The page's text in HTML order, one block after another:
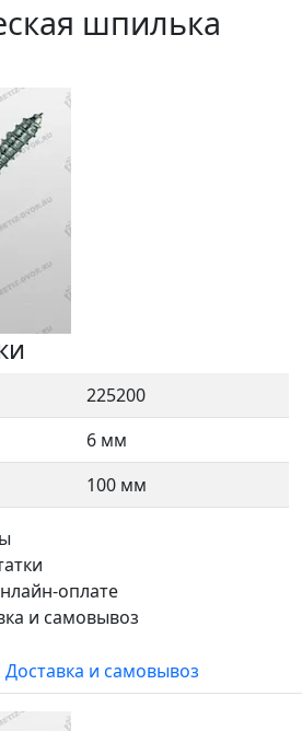
шпилька
225200
6 мм
100 мм
оплате
и самовывоз
Доставка и самовывоз